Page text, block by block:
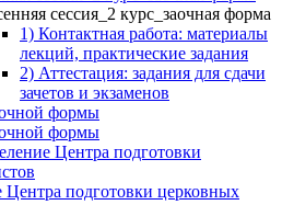
сессия_2 курс_заочная форма
1) Контактная работа: материалы
лекций, практические задания
2) Аттестация: задания для сдачи
зачетов и экзаменов
формы
формы
Центра подготовки
Центра подготовки церковных